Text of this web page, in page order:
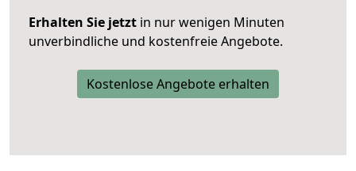
Erhalten Sie jetzt in nur wenigen Minuten
unverbindliche und kostenfreie Angebote.
Kostenlose Angebote erhalten